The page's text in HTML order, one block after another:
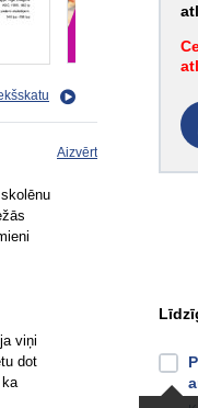
Aizvērt
viņi
dot